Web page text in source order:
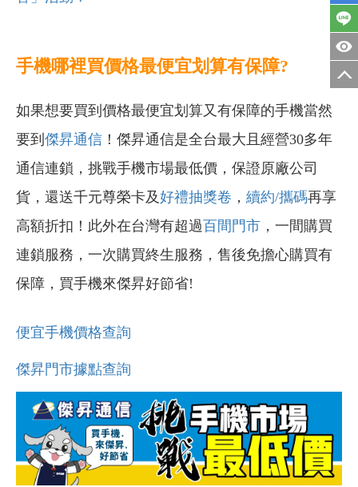
手機哪裡買價格最便宜划算有保障?
如果想要買到價格最便宜划算又有保障的手機當然
要到 傑昇通信 ！傑昇通信是全台最大且經營30多年
通信連鎖，挑戰手機市場最低價，保證原廠公司
貨，還送千元尊榮卡及好禮抽獎卷 ， 續約/攜碼再享
高額折扣！此外在台灣有超過百間門市 ，一間購買
連鎖服務，一次購買終生服務，售後免擔心購買有
保障，買手機來傑昇好節省!
便宜手機價格查詢
傑昇門市據點查詢